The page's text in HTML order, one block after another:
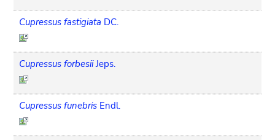
Cupressus fastigiata DC.
Cupressus forbesii Jeps.
Cupressus funebris Endl.